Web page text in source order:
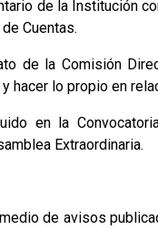
de la Institución
Cuentas.
de la Comisión
hacer lo propio en
en la
Extraordinaria.
de avisos